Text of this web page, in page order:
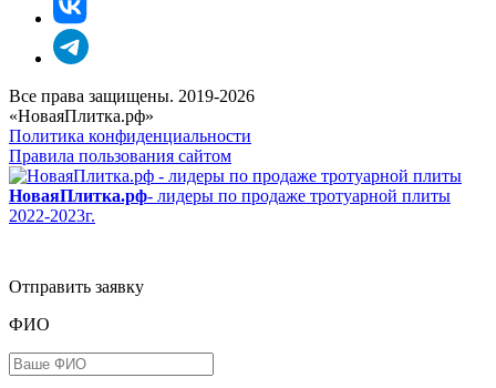
Все права защищены. 2019-2026
«НоваяПлитка.рф»
Политика конфиденциальности
Правила пользования сайтом
НоваяПлитка.рф- лидеры по продаже тротуарной плиты
2022-2023г.
Отправить заявку
ФИО